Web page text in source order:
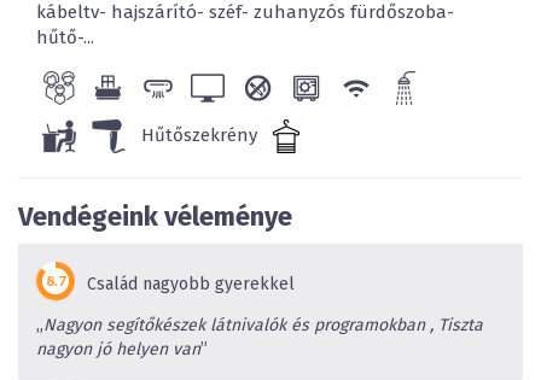
kábeltv- hajszárító- széf- zuhanyzós fürdőszoba-
hűtő-...
Hűtőszekrény
Vendégeink véleménye
Család nagyobb gyerekkel
„Nagyon segítőkészek látnivalók és programokban , Tiszta
nagyon jó helyen van”